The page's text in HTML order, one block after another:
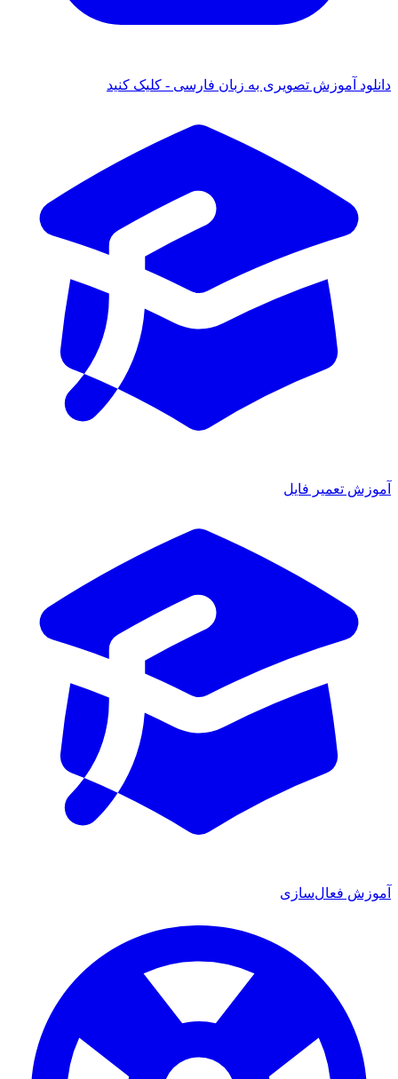
آموزش تصویری به زبان فارسی - کلیک کنید
تعمیر فایل
فعال‌سازی